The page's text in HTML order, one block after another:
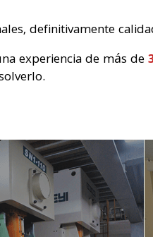
definitivamente
experiencia de más de